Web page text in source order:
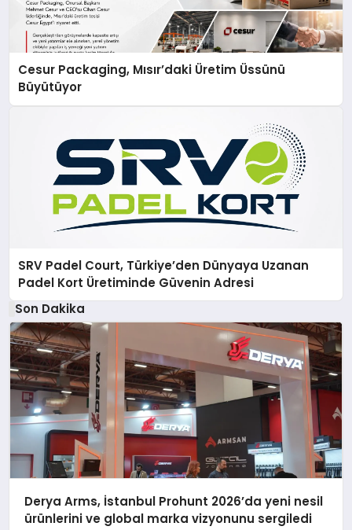
Cesur Packaging, Mısır’daki Üretim Üssünü
Büyütüyor
SRV Padel Court, Türkiye’den Dünyaya Uzanan
Padel Kort Üretiminde Güvenin Adresi
Son Dakika
Derya Arms, İstanbul Prohunt 2026’da yeni nesil
ürünlerini ve global marka vizyonunu sergiledi